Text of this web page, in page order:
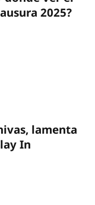
2025?
lamenta
In